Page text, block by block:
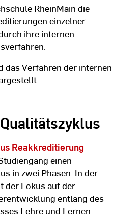
RheinMain die
einzelner
ihre internen
das Verfahren der internen
Reakkreditierung
einen
in zwei Phasen. In der
der Fokus auf der
entlang des
Lehre und Lernen